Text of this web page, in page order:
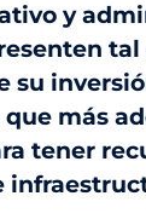
y
su
más
tener